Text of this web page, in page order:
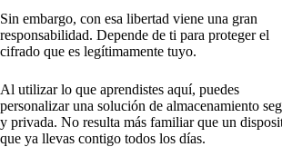
Sin embargo, con esa libertad viene una gran
responsabilidad. Depende de ti para proteger el
cifrado que es legítimamente tuyo.
Al utilizar lo que aprendistes aquí, puedes
personalizar una solución de almacenamiento
y privada. No resulta más familiar que un
que ya llevas contigo todos los días.